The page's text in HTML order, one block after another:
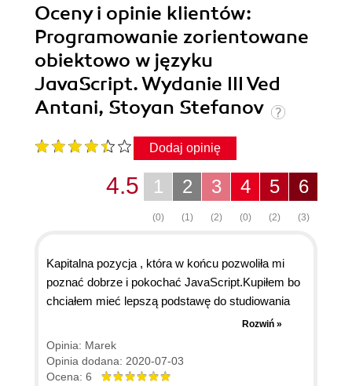
Oceny i opinie klientów:
Programowanie zorientowane
obiektowo w języku
JavaScript. Wydanie III Ved
Antani, Stoyan Stefanov
Dodaj opinię
6
(3)
5
(2)
4
(0)
3
(2)
2
(1)
1
(0)
4.5
Kapitalna pozycja , która w końcu pozwoliła mi
poznać dobrze i pokochać JavaScript.Kupiłem bo
chciałem mieć lepszą podstawę do studiowania
jQuery i to był dobry wybór. Wszystko mi pasuje w
tej pozycji , a ćwiczenia po prawie każdym
rozdziale to wisienki na torcie.Książkę kupiłem w
innej księgarni bo mieli wtedy lepszą cenę i druk
Rozwiń »
Opinia: Marek
Opinia dodana: 2020-07-03
Ocena: 6